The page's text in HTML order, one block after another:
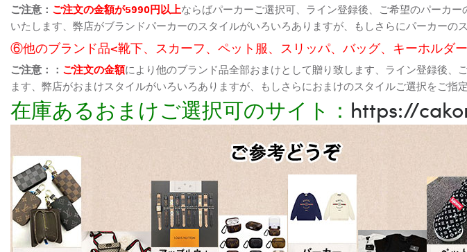
ご注意： ご注文の金額が5990円以上ならばパーカーご選択可、ライン登録後、ご希望のパーカ
いたします、弊店がブランドパーカーのスタイルがいろいろありますが、もしさらにパーカー
⑥他のブランド品<靴下、スカーフ、ペット服、スリッパ、バッグ、キーホルダ
ご注意：： ご注文の金額により他のブランド品全部おまけとして贈り致します、ライン登録後
ます、弊店がおまけスタイルがいろいろありますが、もしさらにおまけのスタイルご選択をご
在庫あるおまけご選択可のサイト： https://